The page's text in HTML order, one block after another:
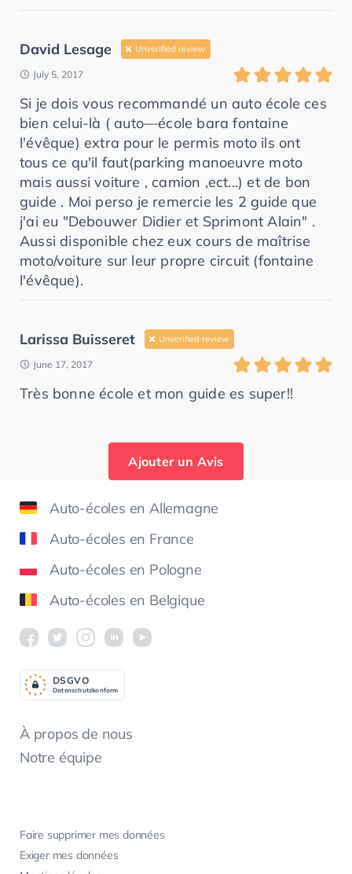
David Lesage Unverified review
July 5, 2017
Si je dois vous recommandé un auto école ces
bien celui-là ( auto—école bara fontaine
l'évêque) extra pour le permis moto ils ont
tous ce qu'il faut(parking manoeuvre moto
mais aussi voiture , camion ,ect...) et de bon
guide . Moi perso je remercie les 2 guide que
j'ai eu "Debouwer Didier et Sprimont Alain" .
Aussi disponible chez eux cours de maîtrise
moto/voiture sur leur propre circuit (fontaine
l'évêque).
Larissa Buisseret Unverified review
June 17, 2017
Très bonne école et mon guide es super!!
Ajouter un Avis
Auto-écoles en Allemagne
Auto-écoles en France
Auto-écoles en Pologne
Auto-écoles en Belgique
À propos de nous
Notre équipe
Faire supprimer mes données
Exiger mes données
Datenschutzkonform
DSGVO